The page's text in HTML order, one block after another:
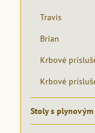
Travis
Brian
Krbové
Krbové
Stoly s